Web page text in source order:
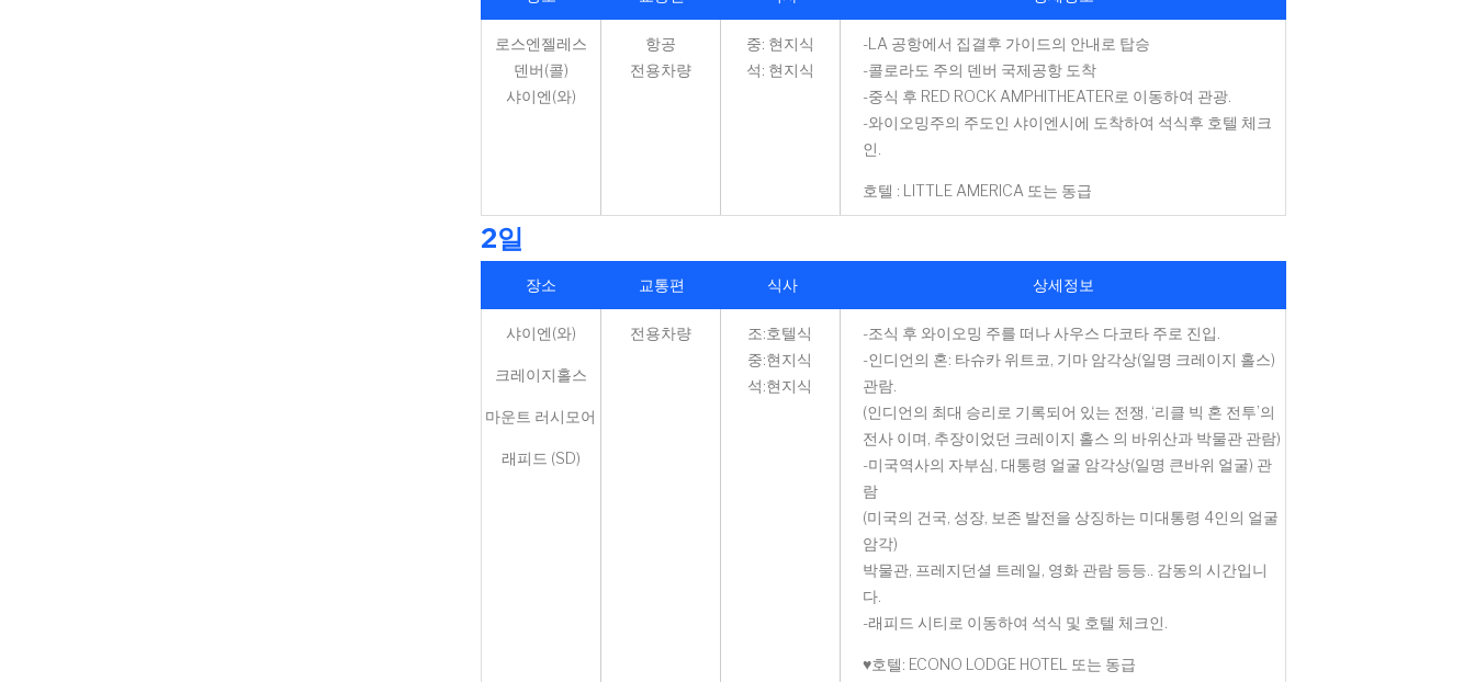
로스엔젤레스
덴버(콜)
샤이엔(와)
항공
전용차량
중: 현지식
석: 현지식
-LA 공항에서 집결후 가이드의 안내로 탑승
-콜로라도 주의 덴버 국제공항 도착
-중식 후 RED ROCK AMPHITHEATER로 이동하여 관광.
-와이오밍주의 주도인 샤이엔시에 도착하여 석식후 호텔 체크
인.
호텔 : LITTLE AMERICA 또는 동급
2일
장소 교통편 식사 상세정보
샤이엔(와)
크레이지홀스
마운트 러시모어
래피드 (SD)
전용차량
조:호텔식
중:현지식
석:현지식
-조식 후 와이오밍 주를 떠나 사우스 다코타 주로 진입.
-인디언의 혼: 타슈카 위트코, 기마 암각상(일명 크레이지 홀스)
관람.
(인디언의 최대 승리로 기록되어 있는 전쟁, ‘리클 빅 혼 전투’의
전사 이며, 추장이었던 크레이지 홀스 의 바위산과 박물관 관람)
-미국역사의 자부심, 대통령 얼굴 암각상(일명 큰바위 얼굴) 관
람
(미국의 건국, 성장, 보존 발전을 상징하는 미대통령 4인의 얼굴
암각)
박물관, 프레지던셜 트레일, 영화 관람 등등.. 감동의 시간입니
다.
-래피드 시티로 이동하여 석식 및 호텔 체크인.
♥호텔: ECONO LODGE HOTEL 또는 동급